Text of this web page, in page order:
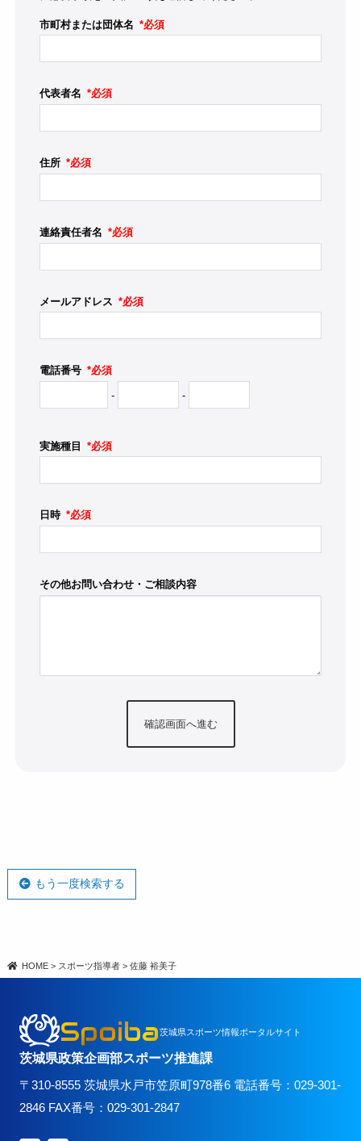
市町村または団体名 *必須
代表者名 *必須
住所 *必須
連絡責任者名 *必須
メールアドレス *必須
電話番号 *必須
- -
実施種目 *必須
日時 *必須
その他お問い合わせ・ご相談内容
もう一度検索する
HOME > スポーツ指導者 >佐藤 裕美子
Spoiba茨城県スポーツ情報ポータルサイト
茨城県政策企画部スポーツ推進課
〒310-8555 茨城県水戸市笠原町978番6 電話番号：029-301-
2846 FAX番号：029-301-2847